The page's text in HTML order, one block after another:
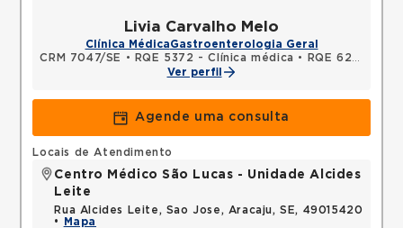
Livia Carvalho Melo
Clínica MédicaGastroenterologia Geral
CRM 7047/SE
• RQE 5372 - Clínica médica •
RQE 6233 - Gastroenterologia
Ver perfil
Agende uma consulta
Locais de Atendimento
Centro Médico São Lucas - Unidade Alcides
Leite
Rua Alcides Leite, Sao Jose, Aracaju, SE, 49015420
•
Mapa